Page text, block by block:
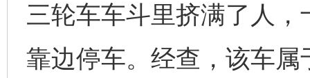
三轮车车斗里挤满了人
靠边停车。经查，该车